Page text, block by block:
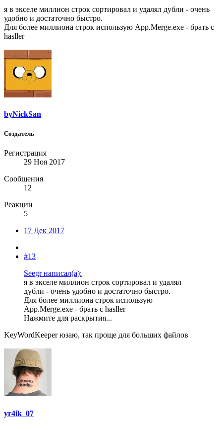
я в экселе миллион строк сортировал и удалял дубли - очень
удобно и достаточно быстро.
Для более миллиона строк использую App.Merge.exe - брать с
hasller
byNickSan
Создатель
Регистрация
29 Ноя 2017
Сообщения
12
Реакции
5
17 Дек 2017
#13
Seegr написал(а):
я в экселе миллион строк сортировал и удалял
дубли - очень удобно и достаточно быстро.
Для более миллиона строк использую
App.Merge.exe - брать с hasller
Нажмите для раскрытия...
KeyWordKeeper юзаю, так проще для больших файлов
yr4ik_07